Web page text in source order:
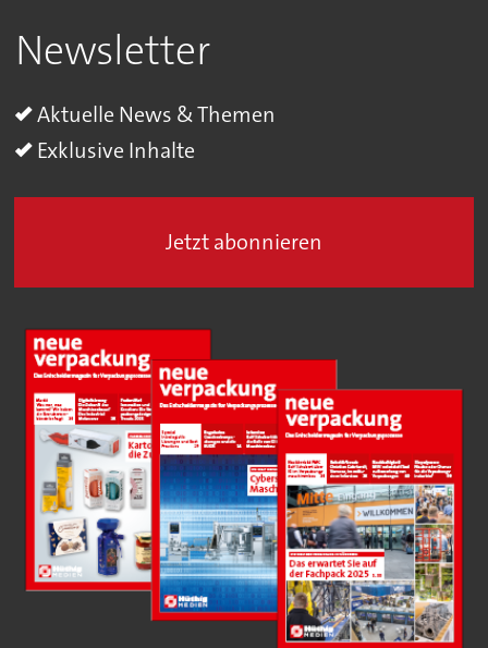
Newsletter
Aktuelle News & Themen
Exklusive Inhalte
Jetzt abonnieren